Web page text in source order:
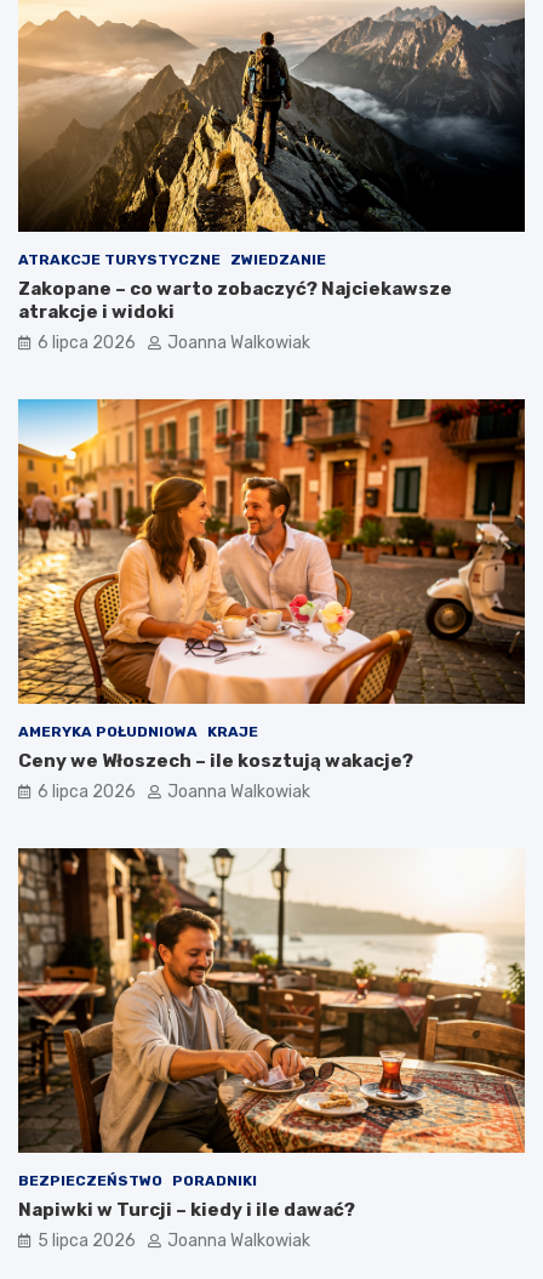
ATRAKCJE TURYSTYCZNE ZWIEDZANIE
Zakopane – co warto zobaczyć? Najciekawsze
atrakcje i widoki
6 lipca 2026 Joanna Walkowiak
AMERYKA POŁUDNIOWA KRAJE
Ceny we Włoszech – ile kosztują wakacje?
6 lipca 2026 Joanna Walkowiak
BEZPIECZEŃSTWO PORADNIKI
Napiwki w Turcji – kiedy i ile dawać?
5 lipca 2026 Joanna Walkowiak